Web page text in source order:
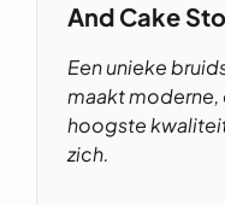
And Cake
Een unieke
maakt moderne,
hoogste
zich.